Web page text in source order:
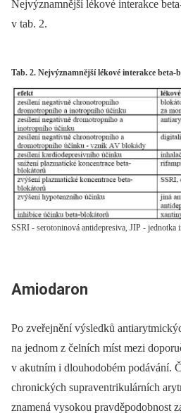
Nejvýznamnější lékové interakce
v tab. 2.
Tab. 2. Nejvýznamnější lékové interakce beta-
SSRI - serotoninová antidepresiva, JIP - jednotka
Amiodaron
Po zveřejnění výsledků
na jednom z čelních míst mezi
v akutním i dlouhodobém podávání.
chronických supraventrikulárních
znamená vysokou pravděpodobnost